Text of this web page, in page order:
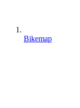
Bikemap